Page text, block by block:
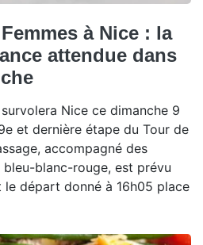
à Nice : la
attendue dans
Nice ce dimanche 9
et dernière étape du Tour de
accompagné des
blanc-rouge, est prévu
le départ donné à 16h05 place